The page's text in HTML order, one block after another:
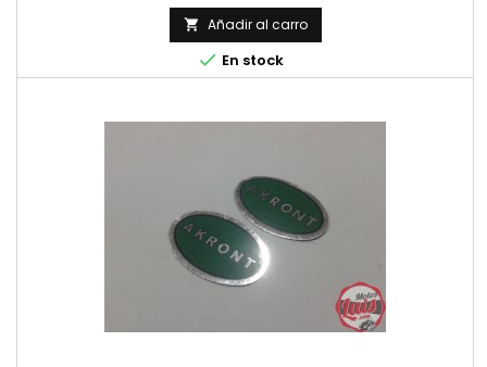
 Añadir al carro
 En stock